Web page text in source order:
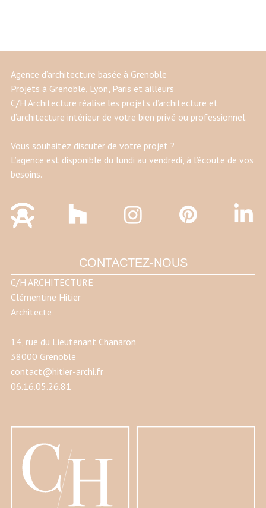
Agence d’architecture basée à Grenoble
Projets à Grenoble, Lyon, Paris et ailleurs
C/H Architecture réalise les projets d’architecture et
d’architecture intérieur de votre bien privé ou professionnel.
Vous souhaitez discuter de votre projet ?
L’agence est disponible du lundi au vendredi, à l’écoute de vos
besoins.
CONTACTEZ-NOUS
C/H ARCHITECTURE
Clémentine Hitier
Architecte
14, rue du Lieutenant Chanaron
38000 Grenoble
contact@hitier-archi.fr
06.16.05.26.81